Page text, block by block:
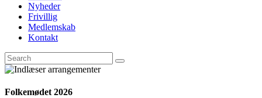
Nyheder
Frivillig
Medlemskab
Kontakt
Folkemødet 2026